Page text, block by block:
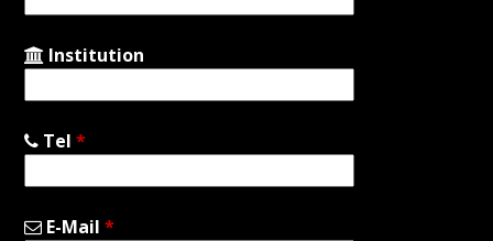
Institution
Tel*
E-Mail*